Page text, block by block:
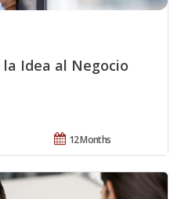
Idea al Negocio
12 Months